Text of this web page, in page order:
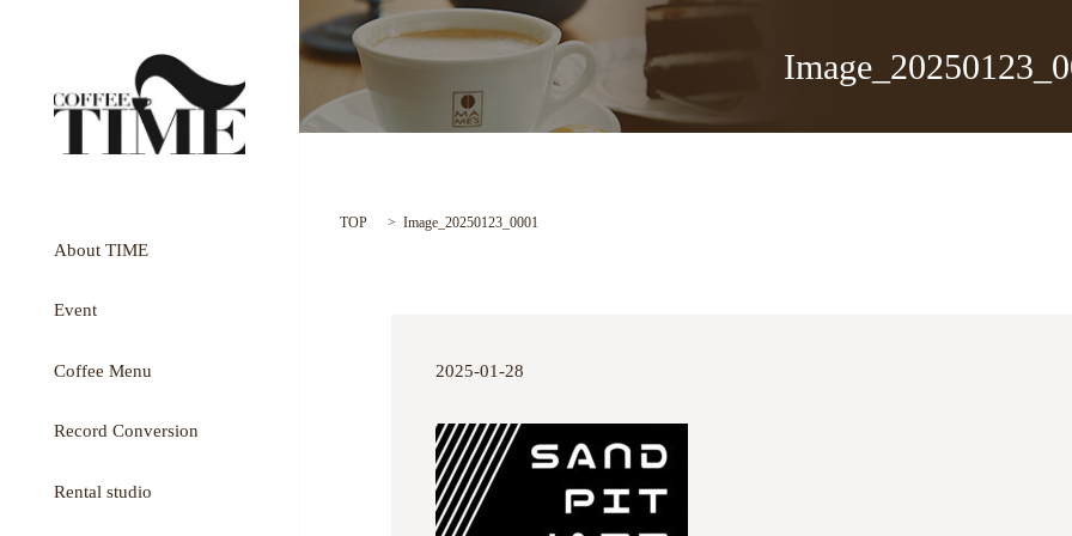
About TIME
Event
Coffee Menu
Record Conversion
Rental studio
TOP Image_20250123_0001
2025-01-28